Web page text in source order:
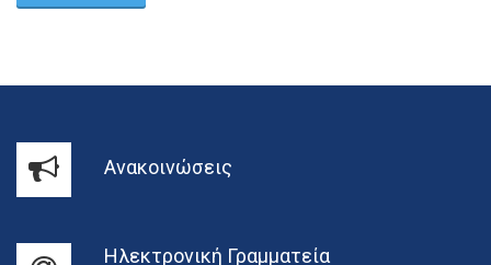
Ανακοινώσεις
Ηλεκτρονική Γραμματεία